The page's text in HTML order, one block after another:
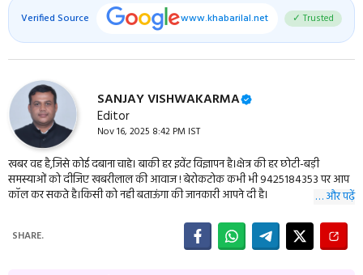
Verified Source www.khabarilal.net ✓ Trusted
SANJAY VISHWAKARMA
Editor
Nov 16, 2025 8:42 PM IST
खबर वह है,जिसे कोई दबाना चाहे। बाकी हर इवेंट विज्ञापन है।क्षेत्र की हर छोटी-बड़ी
समस्याओं को दीजिए खबरीलाल की आवाज ! बेरोकटोक कभी भी 9425184353 पर आप
कॉल कर सकते है।किसी को नही बताऊंगा की जानकारी आपने दी है।
… और पढ़ें
SHARE.